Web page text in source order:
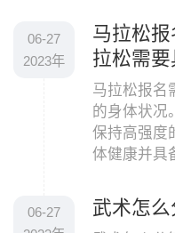
06-27
2023年
马拉松
拉松需
马拉松报名
的身体状况
保持高强度
体健康并具
身体状况并
06-27
武术怎